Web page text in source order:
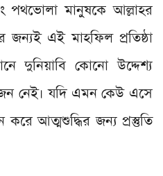
পথভোলা মানুষকে আল্লাহর
জন্যই এই মাহফিল প্রতিষ্ঠা
দুনিয়াবি কোনো উদ্দেশ্য
নেই। যদি এমন কেউ এসে
আত্মশুদ্ধির জন্য প্রস্তুতি